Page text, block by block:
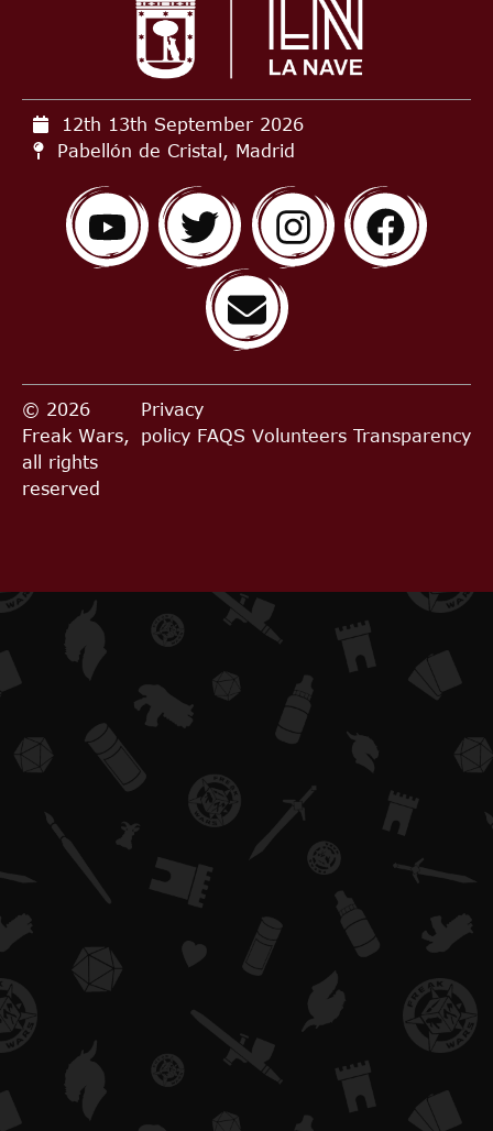
12th 13th September 2026
Pabellón de Cristal, Madrid
© 2026
Freak Wars,
all rights
reserved
Privacy
policy FAQS Volunteers Transparency